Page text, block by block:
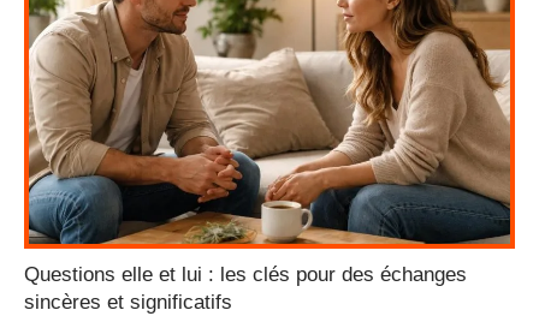
Questions elle et lui : les clés pour des échanges
sincères et significatifs